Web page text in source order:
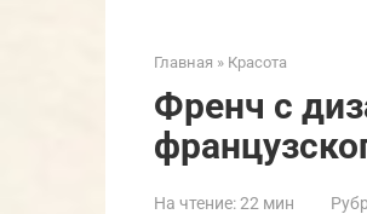
Главная » Красота
Френч с
На чтение:22 мин